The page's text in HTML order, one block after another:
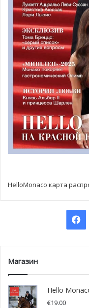
ограниченными
от пути тех, кто
Теперь в рамках
будет
новые строительные
на строительство,
будут заполнить
об одном из новых
Некоторые
когда на пути
связанные со
HelloMonaco карта
Магазин
Hello
€19.00